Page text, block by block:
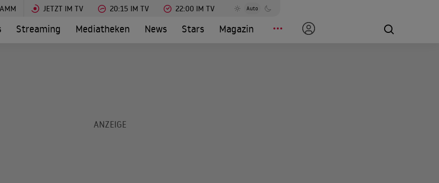
JETZT IM TV 20:15 IM TV 22:00 IM TV Auto
Streaming Mediatheken News Stars Magazin